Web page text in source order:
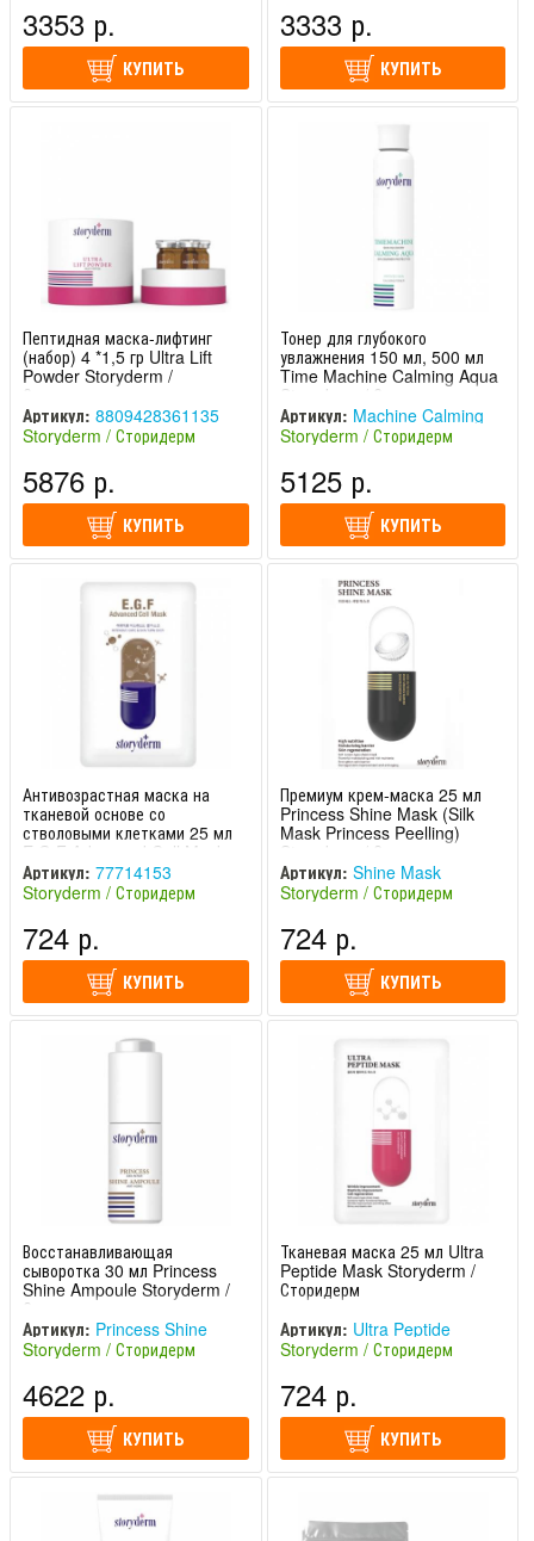
3353 р.
КУПИТЬ
3333 р.
КУПИТЬ
Пептидная маска-лифтинг
(набор) 4 *1,5 гр Ultra Lift
Powder Storyderm /
Сторидерм
Артикул: 8809428361135
Storyderm / Сторидерм
5876 р.
КУПИТЬ
Тонер для глубокого
увлажнения 150 мл, 500 мл
Time Machine Calming Aqua
Storyderm / Сторидерм
Артикул: Machine Calming
Aqua
Storyderm / Сторидерм
5125 р.
КУПИТЬ
Антивозрастная маска на
тканевой основе со
стволовыми клетками 25 мл
E.G.F Advanced Cell Mask
Storyderm / Сторидерм
Артикул: 77714153
Storyderm / Сторидерм
724 р.
КУПИТЬ
Премиум крем-маска 25 мл
Princess Shine Mask (Silk
Mask Princess Peelling)
Storyderm / Сторидерм
Артикул: Shine Mask
Storyderm / Сторидерм
724 р.
КУПИТЬ
Восстанавливающая
сыворотка 30 мл Princess
Shine Ampoule Storyderm /
Сторидерм
Артикул: Princess Shine
Storyderm / Сторидерм
4622 р.
КУПИТЬ
Тканевая маска 25 мл Ultra
Peptide Mask Storyderm /
Сторидерм
Артикул: Ultra Peptide
Storyderm / Сторидерм
724 р.
КУПИТЬ